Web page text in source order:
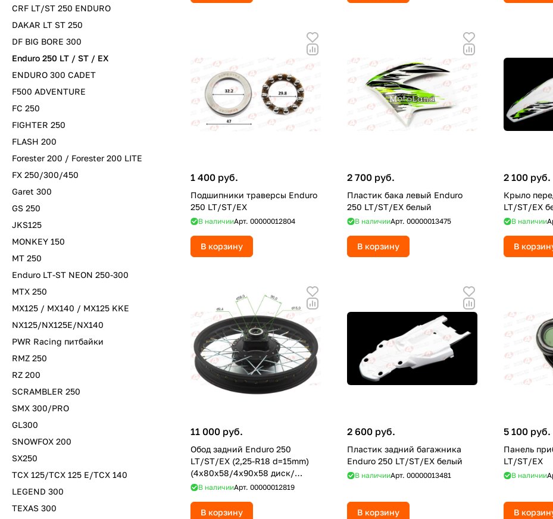
1 400 руб.
Подшипники траверсы Enduro
250 LT/ST/EX
В наличииАрт. 00000012804
В корзину
2 700 руб.
Пластик бака левый Enduro
250 LT/ST/EX белый
В наличииАрт. 00000013475
В корзину
2 100 руб.
Крыло
LT/ST/EX
В наличии
В
11 000 руб.
Обод задний Enduro 250
LT/ST/EX (2,25-R18 d=15mm)
(4х80х58/4x90x58 диск/
звезда)
В наличииАрт. 00000012819
В корзину
2 600 руб.
Пластик задний багажника
Enduro 250 LT/ST/EX белый
В наличииАрт. 00000013481
В корзину
5 100 руб.
Панель
LT/ST/EX
В наличии
В
CRF LT/ST 250 ENDURO
DAKAR LT ST 250
DF BIG BORE 300
Enduro 250 LT / ST / EX
ENDURO 300 CADET
F500 ADVENTURE
FC 250
FIGHTER 250
FLASH 200
Forester 200 / Forester 200 LITE
FX 250/300/450
Garet 300
GS 250
JKS125
MONKEY 150
MT 250
Enduro LT-ST NEON 250-300
MTX 250
MX125 / MX140 / MX125 KKE
NX125/NX125E/NX140
PWR Racing питбайки
RMZ 250
RZ 200
SCRAMBLER 250
SMX 300/PRO
GL300
SNOWFOX 200
SX250
TCX 125/TCX 125 E/TCX 140
LEGEND 300
TEXAS 300